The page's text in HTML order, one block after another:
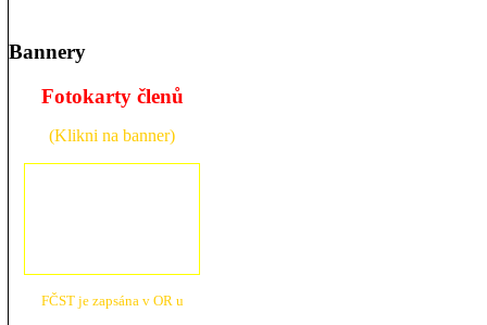
Bannery
Fotokarty členů
(Klikni na banner)
FČST je zapsána v OR u